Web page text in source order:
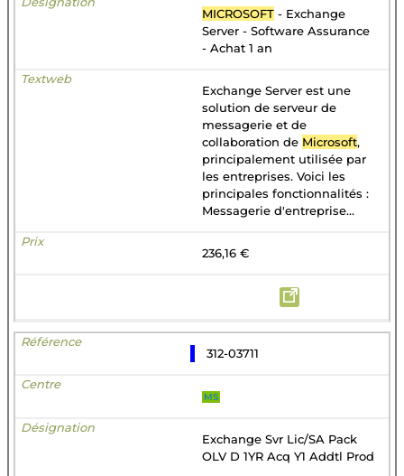
MICROSOFT - Exchange
Server - Software Assurance
- Achat 1 an
Exchange Server est une
solution de serveur de
messagerie et de
collaboration de Microsoft,
principalement utilisée par
les entreprises. Voici les
principales fonctionnalités :
Messagerie d'entreprise...
236,16 €
312-03711
MS
Exchange Svr Lic/SA Pack
OLV D 1YR Acq Y1 Addtl Prod